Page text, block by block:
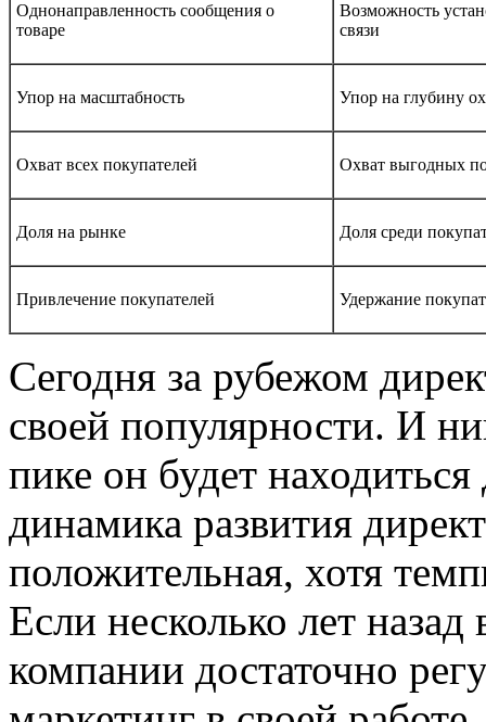
Однонаправленность сообщения о
товаре
Возможность
связи
Упор на масштабность Упор на глубину
Охват всех покупателей Охват выгодных
Доля на рынке Доля среди
Привлечение покупателей Удержание
Сегодня за рубежом
своей популярности. И
пике он будет
динамика развития
положительная, хотя
Если несколько лет
компании достаточно